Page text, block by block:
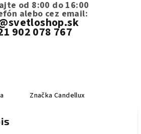
od 8:00 do 16:00
alebo cez email:
902 078 767
Značka Candellux